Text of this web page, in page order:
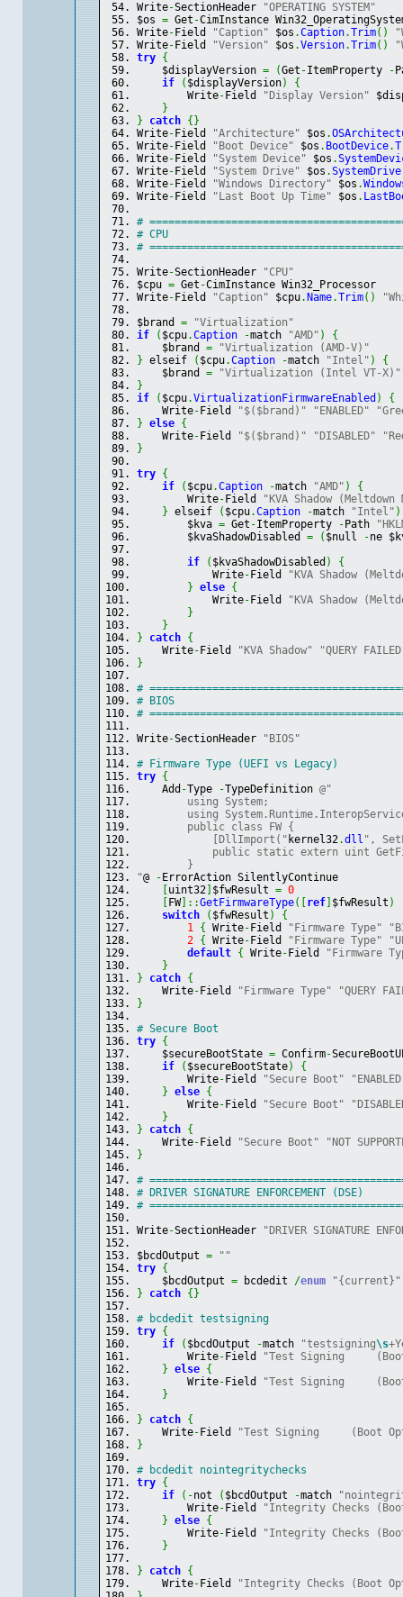
Write-SectionHeader
"OPERATING SYSTEM"
$os = Get -CimInstance
Write- Field "Caption" $os .Caption.Trim( )
Write- Field "Version" $os .Version.Trim( )
try {
$displayVersion = (Get -ItemProperty -
if
( $displayVersion)
{
Write- Field "Display Version"
}
}
catch { }
Write- Field "Architecture" $os .
Write- Field "Boot Device" $os . BootDevice.
Write- Field "System Device" $os .
Write- Field "System Drive" $os .SystemDrive
Write- Field "Windows Directory" $os .
Write- Field "Last Boot Up Time" $os .
#
# CPU
#
Write-SectionHeader
"CPU"
$cpu = Get -CimInstance Win32_Processor
Write- Field "Caption" $cpu. Name.Trim( )
$brand =
"Virtualization"
if
( $cpu.Caption -match "AMD" )
{
$brand =
"Virtualization (AMD-V)"
} elseif ( $cpu.Caption -match "Intel" )
{
$brand =
"Virtualization (Intel VT-X)"
}
if
( $cpu.VirtualizationFirmwareEnabled )
{
Write- Field "$($brand)" "ENABLED"
} else {
Write- Field "$($brand)" "DISABLED"
}
try {
if
( $cpu.Caption -match "AMD" )
{
Write- Field
"KVA Shadow
} elseif ( $cpu.Caption -match "Intel" )
$kva = Get -ItemProperty - Path
$kvaShadowDisabled = ( $null -ne
if
( $kvaShadowDisabled )
{
Write- Field
"KVA Shadow
} else {
Write- Field
"KVA Shadow
}
}
}
catch {
Write- Field "KVA Shadow"
"QUERY
}
#
# BIOS
#
Write-SectionHeader
"BIOS"
# Firmware Type (UEFI vs Legacy)
try {
Add -Type -TypeDefinition @"
using System;
using
public class FW {
[DllImport(" kernel32.dll ",
public static extern uint
}
"@ - ErrorAction SilentlyContinue
uint32 $fwResult = 0
FW] ::GetFirmwareType( ref $fwResult )
switch
( $fwResult )
{
1 { Write- Field "Firmware Type"
2 { Write- Field "Firmware Type"
default { Write- Field
"Firmware
}
}
catch {
Write- Field "Firmware Type"
"QUERY
}
# Secure Boot
try {
$secureBootState = Confirm-
if
( $secureBootState)
{
Write- Field "Secure Boot"
} else {
Write- Field "Secure Boot"
}
}
catch {
Write- Field "Secure Boot"
"NOT
}
#
# DRIVER SIGNATURE ENFORCEMENT (DSE)
#
Write-SectionHeader
"DRIVER SIGNATURE
$bcdOutput =
""
try {
$bcdOutput = bcdedit /enum
"{current}"
}
catch { }
# bcdedit testsigning
try {
if
( $bcdOutput -match "testsigning\s
Write- Field
"Test Signing
} else {
Write- Field
"Test Signing
}
}
catch {
Write- Field
"Test Signing     (Boot
}
# bcdedit nointegritychecks
try {
if
( -not ( $bcdOutput -match
Write- Field
"Integrity Checks
} else {
Write- Field
"Integrity Checks
}
}
catch {
Write- Field
"Integrity Checks (Boot